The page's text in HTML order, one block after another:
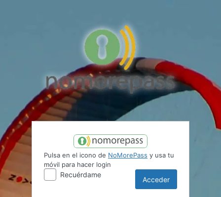
Pulsa en el icono de NoMorePass y usa tu
móvil para hacer login
Recuérdame